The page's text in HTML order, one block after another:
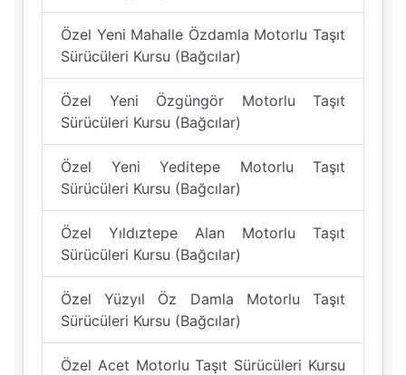
Özel Yeni Mahalle Özdamla Motorlu Taşıt
Sürücüleri Kursu (Bağcılar)
Özel Yeni Özgüngör Motorlu Taşıt
Sürücüleri Kursu (Bağcılar)
Özel Yeni Yeditepe Motorlu Taşıt
Sürücüleri Kursu (Bağcılar)
Özel Yıldıztepe Alan Motorlu Taşıt
Sürücüleri Kursu (Bağcılar)
Özel Yüzyıl Öz Damla Motorlu Taşıt
Sürücüleri Kursu (Bağcılar)
Özel Acet Motorlu Taşıt Sürücüleri Kursu